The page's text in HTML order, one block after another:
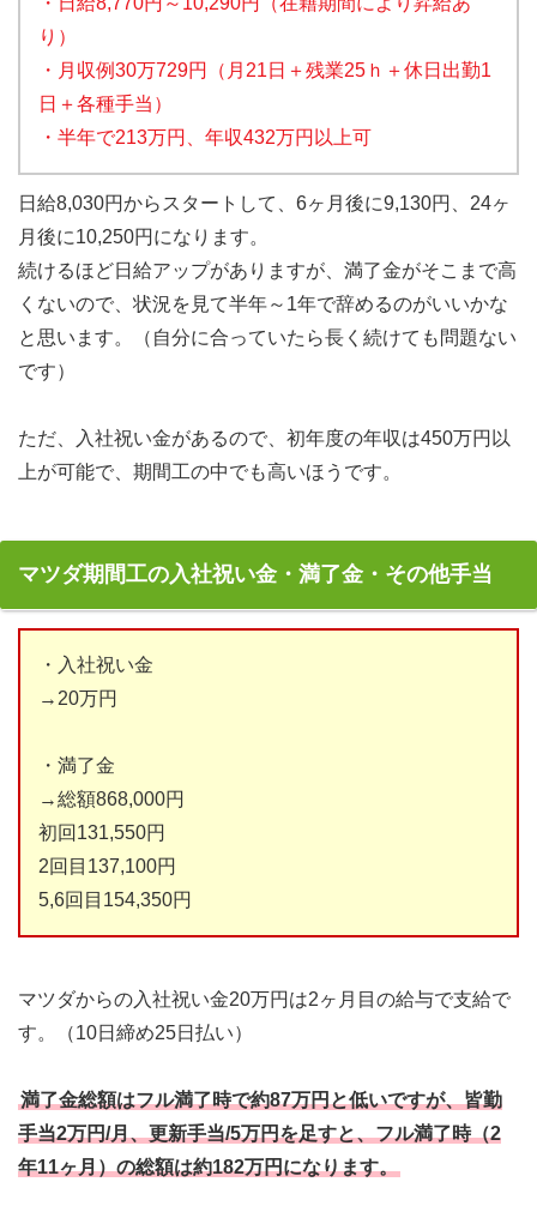
り）
・月収例30万729円（月21日＋残業25ｈ＋休日出勤1
日＋各種手当）
・半年で213万円、年収432万円以上可
日給8,030円からスタートして、6ヶ月後に9,130円、24ヶ
月後に10,250円になります。
続けるほど日給アップがありますが、満了金がそこまで高
くないので、状況を見て半年～1年で辞めるのがいいかな
と思います。（自分に合っていたら長く続けても問題ない
です）
ただ、入社祝い金があるので、初年度の年収は450万円以
上が可能で、期間工の中でも高いほうです。
マツダ期間工の入社祝い金・満了金・その他手当
・入社祝い金
→20万円
・満了金
→総額868,000円
初回131,550円
2回目137,100円
5,6回目154,350円
マツダからの入社祝い金20万円は2ヶ月目の給与で支給で
す。（10日締め25日払い）
満了金総額はフル満了時で約87万円と低いですが、皆勤
手当2万円/月、更新手当/5万円を足すと、フル満了時（2
年11ヶ月）の総額は約182万円になります。